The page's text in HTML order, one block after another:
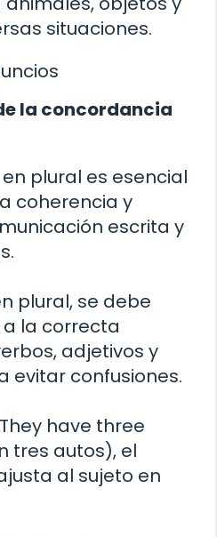
situaciones.
la concordancia
plural es esencial
coherencia y
escrita y
plural, se debe
la correcta
adjetivos y
evitar confusiones.
have three
tres autos), el
al sujeto en